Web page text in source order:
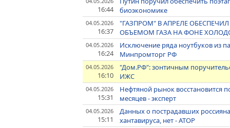
16:44
биоэкономике
04.05.2026
16:37
"ГАЗПРОМ" В АПРЕЛЕ
ОБЪЕМОМ ГАЗА НА ФОНЕ
04.05.2026
16:24
Исключение ряда ноутбуков из
Минпромторг РФ
04.05.2026
16:10
"Дом.РФ": зонтичным
ИЖС
04.05.2026
15:31
Нефтяной рынок восстановится
месяцев - эксперт
04.05.2026
15:11
Данных о пострадавших
хантавируса, нет - АТОР